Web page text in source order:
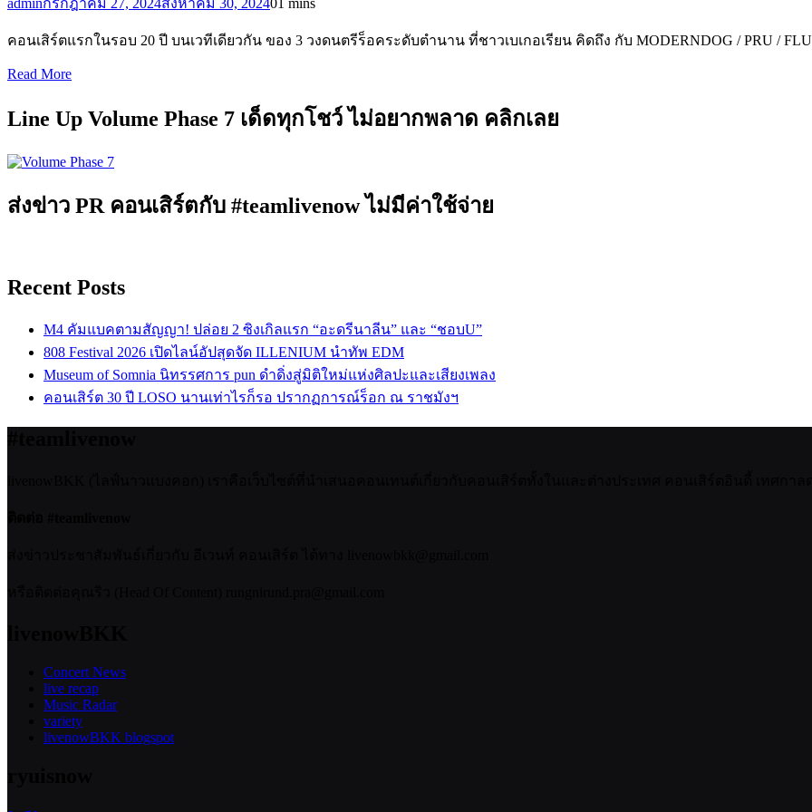
คอนเสิร์ตแรกในรอบ 20 ปี บนเวทีเดียวกัน ของ 3 วงดนตรีร็อคระดับตำนาน ที่ชาวเบเกอเรียน คิดถึง กับ MODERNDOG / PRU /
Read More
Line Up Volume Phase 7 เด็ดทุกโชว์ ไม่อยากพลาด คลิกเลย
ส่งข่าว PR คอนเสิร์ตกับ #teamlivenow ไม่มีค่าใช้จ่าย
Recent Posts
M4 คัมแบคตามสัญญา! ปล่อย 2 ซิงเกิลแรก “อะดรีนาลีน” และ “ชอบU”
808 Festival 2026 เปิดไลน์อัปสุดจัด ILLENIUM นำทัพ EDM
Museum of Somnia นิทรรศการ pun ดำดิ่งสู่มิติใหม่แห่งศิลปะและเสียงเพลง
คอนเสิร์ต 30 ปี LOSO นานเท่าไรก็รอ ปรากฏการณ์ร็อก ณ ราชมังฯ
Concert News
live recap
Music Radar
variety
livenowBKK blogspot